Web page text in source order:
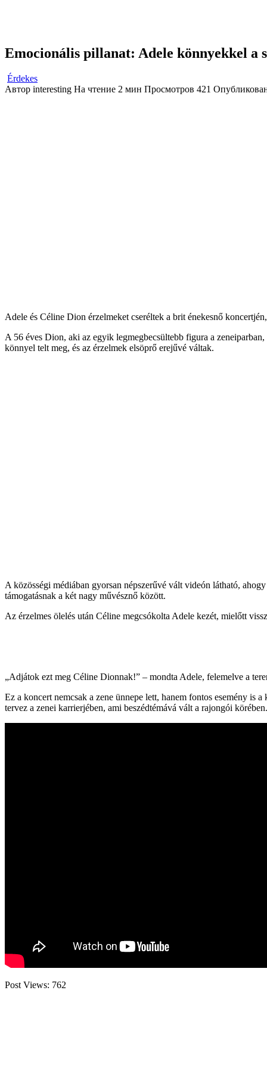
Emocionális pillanat: Adele könnyekkel a
Érdekes
Автор interesting На чтение 2 мин Просмотров 421
Adele és Céline Dion érzelmeket cseréltek a brit énekesnő
A 56 éves Dion, aki az egyik legmegbecsültebb figura a
könnyel telt meg, és az érzelmek elsöprő erejűvé váltak.
A közösségi médiában gyorsan népszerűvé vált videón látható,
támogatásnak a két nagy művésznő között.
Az érzelmes ölelés után Céline megcsókolta Adele kezét, mielőtt
„Adjátok ezt meg Céline Dionnak!” – mondta Adele, felemelve a
Ez a koncert nemcsak a zene ünnepe lett, hanem fontos esemény is
tervez a zenei karrierjében, ami beszédtémává vált a rajongói körében.
Post Views: 762